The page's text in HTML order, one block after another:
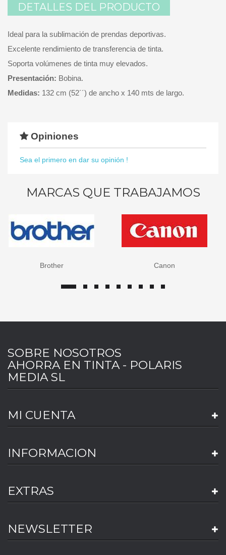
DETALLES DEL PRODUCTO
Ideal para la sublimación de prendas deportivas.
Excelente rendimiento de transferencia de tinta.
Soporta volúmenes de tinta muy elevados.
Presentación: Bobina.
Medidas: 132 cm (52´´) de ancho x 140 mts de largo.
Opiniones
Sea el primero en dar su opinión !
MARCAS QUE TRABAJAMOS
Brother Canon
SOBRE NOSOTROS
AHORRA EN TINTA - POLARIS
MEDIA SL
MI CUENTA
INFORMACION
EXTRAS
NEWSLETTER